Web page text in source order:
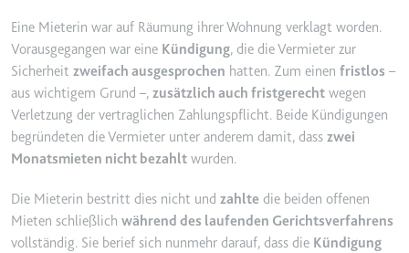
Zweck:
Wird verwendet, um Daten zu
Google Analytics über das Gerät
und das Verhalten des Besuchers
zu senden. Erfasst den Besucher
über Geräte und Marketingkanäle
hinweg.
Ablauf:
2 Jahre
_ga_#
YouTube-Videos zu schätzen.
Ablauf:
180 Tage
Typ:
HTTP-Cookie
YSC
Anbieter:
youtube.com
Zweck:
Registriert eine eindeutige ID, um
Statistiken der Videos von
YouTube, die der Benutzer
Eine Mieterin war auf Räumung ihrer Wohnung verklagt worden.
Vorausgegangen war eine Kündigung, die die Vermieter zur
Sicherheit zweifach ausgesprochen hatten. Zum einen fristlos –
aus wichtigem Grund –, zusätzlich auch fristgerecht wegen
Verletzung der vertraglichen Zahlungspflicht. Beide Kündigungen
begründeten die Vermieter unter anderem damit, dass zwei
Monatsmieten nicht bezahlt wurden.
Die Mieterin bestritt dies nicht und zahlte die beiden offenen
Mieten schließlich während des laufenden Gerichtsverfahrens
vollständig. Sie berief sich nunmehr darauf, dass die Kündigung